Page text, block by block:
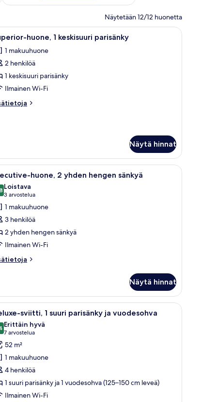
Näytetään 12/12 huonetta
tuoli, lamppu ja seinälle asennettu televisio.Hotellihuone, jossa on suuri sänky, tuoli,
6 huone, 1 keskisuuri parisänky
1 makuuhuone
2 henkilöä
1 keskisuuri parisänky
Ilmainen Wi-Fi
Näytä hinnat
tuoli, lamppu ja seinälle asennettu televisio.
Hotellihuone, jossa on kaksi sänkyä,
6 huone, 2 yhden hengen sänkyä
kautta 10
Loistava
3 arvostelua
(3
arvostelua)
1 makuuhuone
3 henkilöä
2 yhden hengen sänkyä
Ilmainen Wi-Fi
Näytä hinnat
ja sohvapöytä. Hotellihuone, jossa on suuri ikkuna,
6 sviitti, 1 suuri parisänky ja vuodesohva
kautta 10
Erittäin hyvä
7 arvostelua
(7
arvostelua)
52 m²
1 makuuhuone
4 henkilöä
1 suuri parisänky ja 1 vuodesohva (125–150 cm leveä)
Ilmainen Wi-Fi